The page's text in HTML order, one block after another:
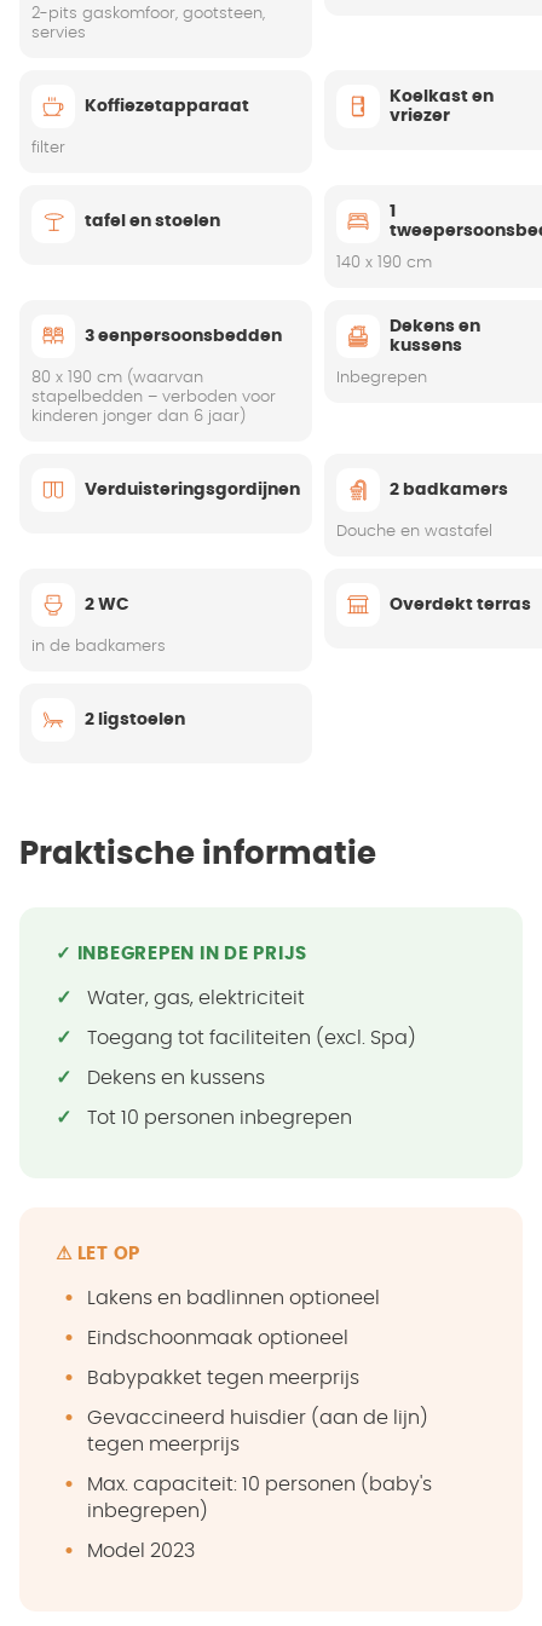
2-pits gaskomfoor, gootsteen,
servies
Koffiezetapparaat
filter
Koelkast en
vriezer
tafel en stoelen
1
140 x 190 cm
3 eenpersoonsbedden
80 x 190 cm (waarvan
stapelbedden – verboden voor
kinderen jonger dan 6 jaar)
Dekens en
kussens
Inbegrepen
Verduisteringsgordijnen 2 badkamers
Douche en wastafel
2 WC
in de badkamers
Overdekt terras
2 ligstoelen
Praktische informatie
✓ INBEGREPEN IN DE PRIJS
Water, gas, elektriciteit
Toegang tot faciliteiten (excl. Spa)
Dekens en kussens
Tot 10 personen inbegrepen
⚠ LET OP
Lakens en badlinnen optioneel
Eindschoonmaak optioneel
Babypakket tegen meerprijs
Gevaccineerd huisdier (aan de lijn)
tegen meerprijs
Max. capaciteit: 10 personen (baby's
inbegrepen)
Model 2023